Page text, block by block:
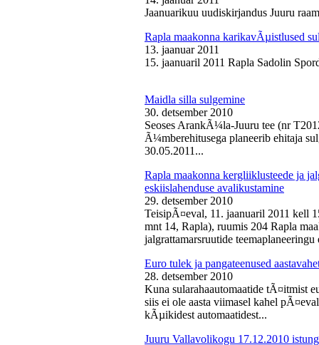
Jaanuarikuu uudiskirjandus Juuru
Rapla maakonna karikavÃµistlused
13. jaanuar 2011
15. jaanuaril 2011 Rapla Sadolin
Maidla silla sulgemine
30. detsember 2010
Seoses ArankÃ¼la-Juuru tee (nr
Ã¼mberehitusega planeerib ehitaja
30.05.2011...
Rapla maakonna kergliiklusteede ja
eskiislahenduse avalikustamine
29. detsember 2010
TeisipÃ¤eval, 11. jaanuaril 2011 kell
mnt 14, Rapla), ruumis 204 Rapla
jalgrattamarsruutide
Euro tulek ja pangateenused
28. detsember 2010
Kuna sularahaautomaatide tÃ¤itmist
siis ei ole aasta viimasel kahel
kÃµikidest automaatidest...
Juuru Vallavolikogu 17.12.2010 istung